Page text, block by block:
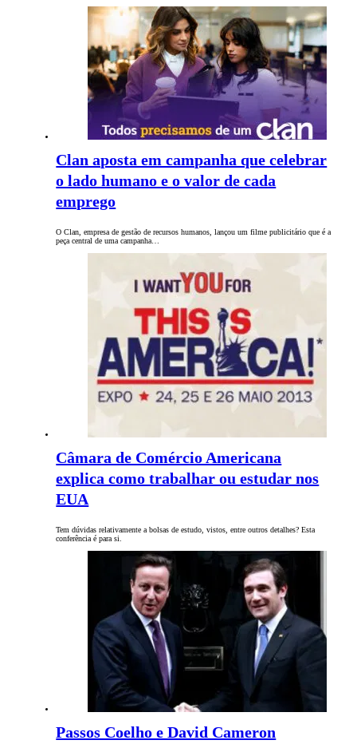
Clan aposta em campanha que celebrar
o lado humano e o valor de cada
emprego
O Clan, empresa de gestão de recursos humanos, lançou um filme publicitário que é a
peça central de uma campanha…
Câmara de Comércio Americana
explica como trabalhar ou estudar nos
EUA
Tem dúvidas relativamente a bolsas de estudo, vistos, entre outros detalhes? Esta
conferência é para si.
Passos Coelho e David Cameron